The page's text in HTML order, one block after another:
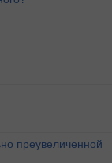
преувеличенной